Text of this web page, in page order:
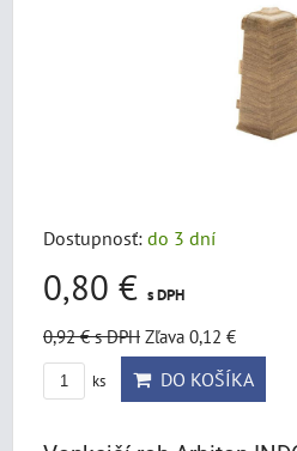
Dostupnosť: do 3 dní
0,80 € s DPH
0,92 €s DPH Zľava 0,12 €
ks DO KOŠÍKA